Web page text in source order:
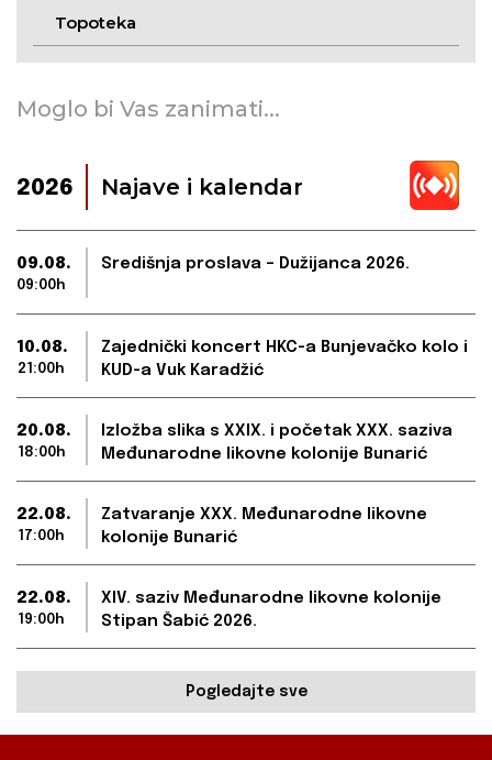
Topoteka
Moglo bi Vas zanimati...
2026 Najave i kalendar
09.08.
09:00h
Središnja proslava – Dužijanca 2026.
10.08.
21:00h
Zajednički koncert HKC-a Bunjevačko kolo i
KUD-a Vuk Karadžić
20.08.
18:00h
Izložba slika s XXIX. i početak XXX. saziva
Međunarodne likovne kolonije Bunarić
22.08.
17:00h
Zatvaranje XXX. Međunarodne likovne
kolonije Bunarić
22.08.
19:00h
XIV. saziv Međunarodne likovne kolonije
Stipan Šabić 2026.
Pogledajte sve